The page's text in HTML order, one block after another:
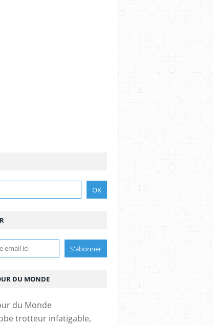
DU MONDE
trotteur infatigable,